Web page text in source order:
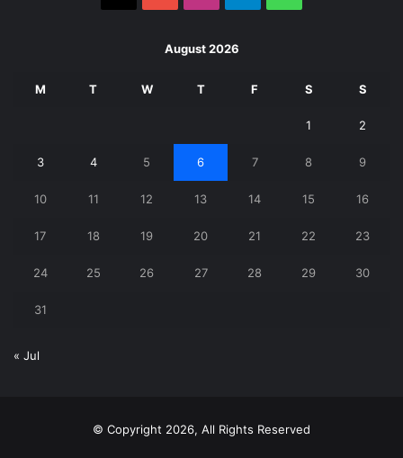
August 2026
M T W T F S S
1 2
3 4 5 6 7 8 9
10 11 12 13 14 15 16
17 18 19 20 21 22 23
24 25 26 27 28 29 30
31
« Jul
© Copyright 2026, All Rights Reserved